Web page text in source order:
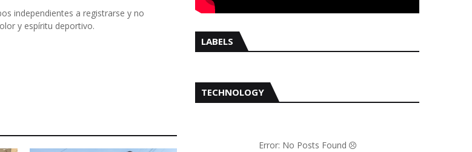
independientes a registrarse y no
y espíritu deportivo.
LABELS
TECHNOLOGY
Error: No Posts Found